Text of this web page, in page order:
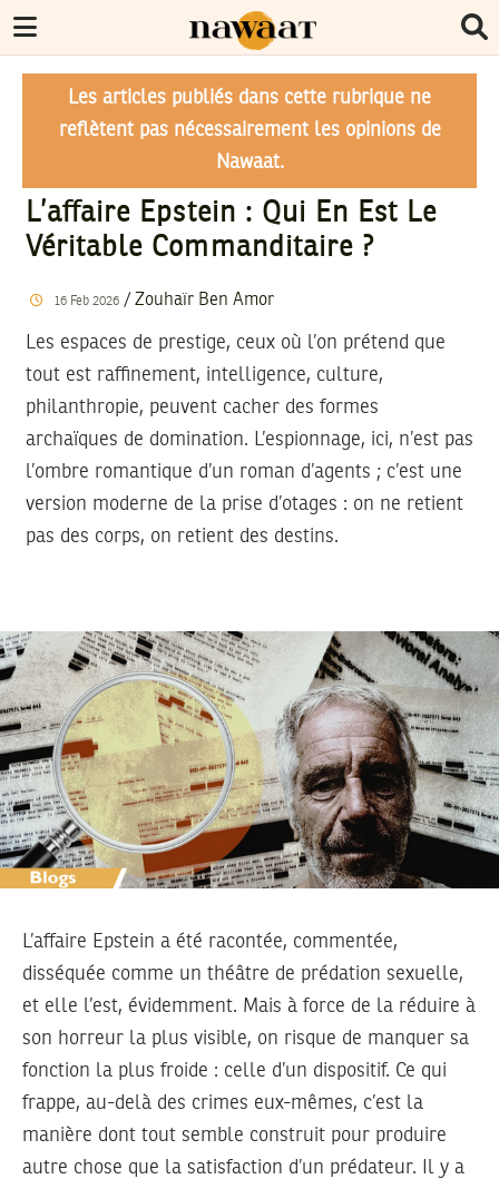
Les articles publiés dans cette rubrique ne
reflètent pas nécessairement les opinions de
Nawaat.
L’affaire Epstein : Qui En Est Le
Véritable Commanditaire ?
16 Feb 2026/ Zouhaïr Ben Amor
Les espaces de prestige, ceux où l’on prétend que
tout est raffinement, intelligence, culture,
philanthropie, peuvent cacher des formes
archaïques de domination. L’espionnage, ici, n’est pas
l’ombre romantique d’un roman d’agents ; c’est une
version moderne de la prise d’otages : on ne retient
pas des corps, on retient des destins.
L’affaire Epstein a été racontée, commentée,
disséquée comme un théâtre de prédation sexuelle,
et elle l’est, évidemment. Mais à force de la réduire à
son horreur la plus visible, on risque de manquer sa
fonction la plus froide : celle d’un dispositif. Ce qui
frappe, au-delà des crimes eux-mêmes, c’est la
manière dont tout semble construit pour produire
autre chose que la satisfaction d’un prédateur. Il y a